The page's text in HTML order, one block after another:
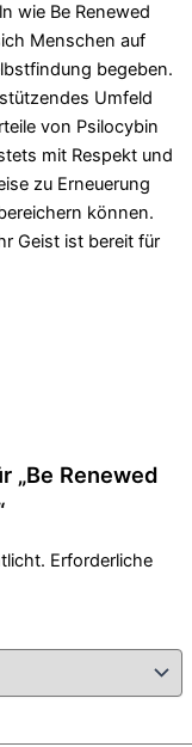
wie Be Renewed
Menschen auf
begeben.
Umfeld
von Psilocybin
mit Respekt und
zu Erneuerung
können.
Geist ist bereit für
„Be Renewed
Erforderliche